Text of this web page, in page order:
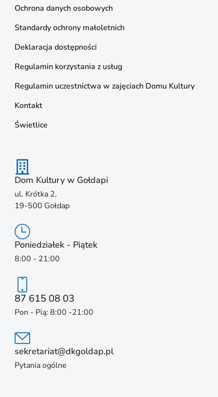
Ochrona danych osobowych
Standardy ochrony małoletnich
Deklaracja dostępności
Regulamin korzystania z usług
Regulamin uczestnictwa w zajęciach Domu Kultury
Kontakt
Świetlice
Dom Kultury w Gołdapi
ul. Krótka 2,
19-500 Gołdap
Poniedziałek - Piątek
8:00 - 21:00
87 615 08 03
Pon - Pią: 8:00 -21:00
sekretariat@dkgoldap.pl
Pytania ogólne